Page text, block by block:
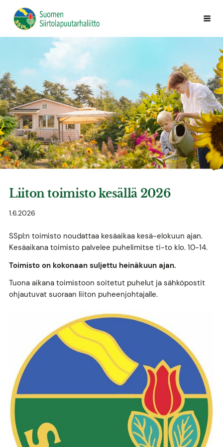
Siirry
sivun
Suomen Siirtolapuutarhaliitto ry
Liiton toimisto kesällä 2026
1.6.2026
SSpl:n toimisto noudattaa kesäaikaa kesä-elokuun ajan.
Kesäaikana toimisto palvelee puhelimitse ti-to klo. 10-14.
Toimisto on kokonaan suljettu heinäkuun ajan.
Tuona aikana toimistoon soitetut puhelut ja sähköpostit
ohjautuvat suoraan liiton puheenjohtajalle.